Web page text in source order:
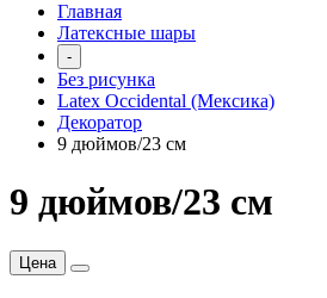
Главная
Латексные шары
-
Без рисунка
Latex Occidental (Мексика)
Декоратор
9 дюймов/23 см
9 дюймов/23 см
Цена